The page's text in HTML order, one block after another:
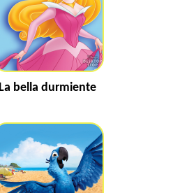
La bella durmiente